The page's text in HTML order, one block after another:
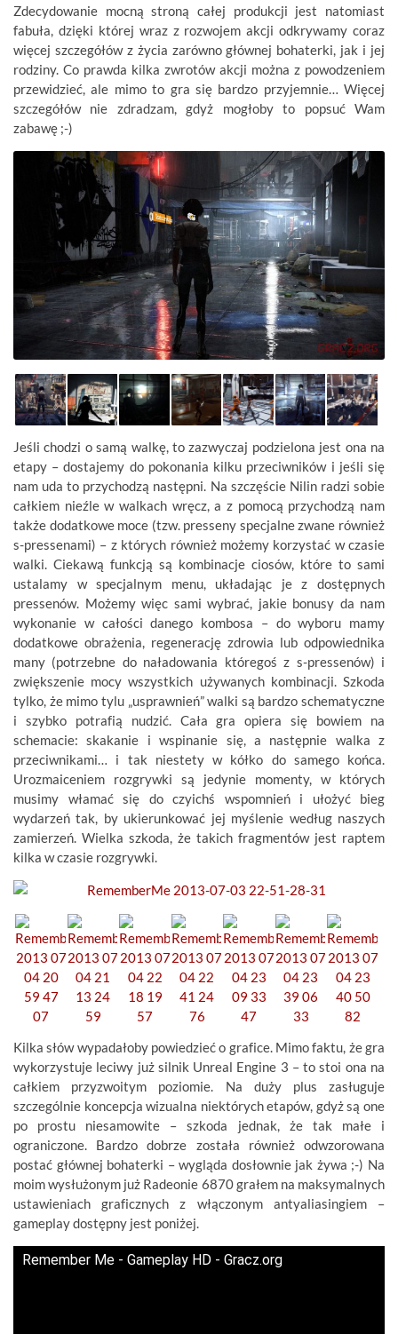
Zdecydowanie mocną stroną całej produkcji jest natomiast
fabuła, dzięki której wraz z rozwojem akcji odkrywamy coraz
więcej szczegółów z życia zarówno głównej bohaterki, jak i jej
rodziny. Co prawda kilka zwrotów akcji można z powodzeniem
przewidzieć, ale mimo to gra się bardzo przyjemnie… Więcej
szczegółów nie zdradzam, gdyż mogłoby to popsuć Wam
zabawę ;-)
Jeśli chodzi o samą walkę, to zazwyczaj podzielona jest ona na
etapy – dostajemy do pokonania kilku przeciwników i jeśli się
nam uda to przychodzą następni. Na szczęście Nilin radzi sobie
całkiem nieźle w walkach wręcz, a z pomocą przychodzą nam
także dodatkowe moce (tzw. presseny specjalne zwane również
s-pressenami) – z których również możemy korzystać w czasie
walki. Ciekawą funkcją są kombinacje ciosów, które to sami
ustalamy w specjalnym menu, układając je z dostępnych
pressenów. Możemy więc sami wybrać, jakie bonusy da nam
wykonanie w całości danego kombosa – do wyboru mamy
dodatkowe obrażenia, regenerację zdrowia lub odpowiednika
many (potrzebne do naładowania któregoś z s-pressenów) i
zwiększenie mocy wszystkich używanych kombinacji. Szkoda
tylko, że mimo tylu „usprawnień” walki są bardzo schematyczne
i szybko potrafią nudzić. Cała gra opiera się bowiem na
schemacie: skakanie i wspinanie się, a następnie walka z
przeciwnikami… i tak niestety w kółko do samego końca.
Urozmaiceniem rozgrywki są jedynie momenty, w których
musimy włamać się do czyichś wspomnień i ułożyć bieg
wydarzeń tak, by ukierunkować jej myślenie według naszych
zamierzeń. Wielka szkoda, że takich fragmentów jest raptem
kilka w czasie rozgrywki.
Kilka słów wypadałoby powiedzieć o grafice. Mimo faktu, że gra
wykorzystuje leciwy już silnik Unreal Engine 3 – to stoi ona na
całkiem przyzwoitym poziomie. Na duży plus zasługuje
szczególnie koncepcja wizualna niektórych etapów, gdyż są one
po prostu niesamowite – szkoda jednak, że tak małe i
ograniczone. Bardzo dobrze została również odwzorowana
postać głównej bohaterki – wygląda dosłownie jak żywa ;-) Na
moim wysłużonym już Radeonie 6870 grałem na maksymalnych
ustawieniach graficznych z włączonym antyaliasingiem –
gameplay dostępny jest poniżej.
Remember Me - Gameplay HD - Gracz.org